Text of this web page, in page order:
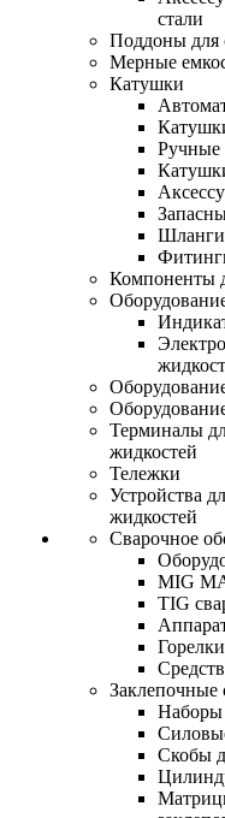
стали
Поддоны для
Мерные
Катушки
Ручные
Шланги
Компоненты
Терминалы
жидкостей
Тележки
Устройства
жидкостей
Сварочное
MIG
TIG
Заклепочные
Наборы
Скобы